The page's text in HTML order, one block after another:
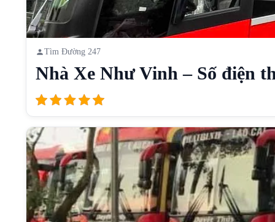
Tìm Đường 247
Nhà Xe Như Vinh – Số điện